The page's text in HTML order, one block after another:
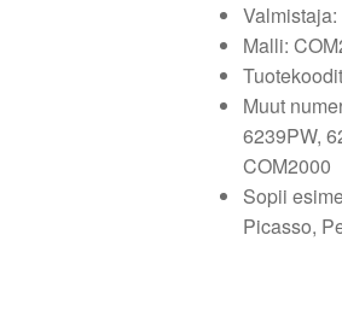
Malli:
Muut
6239PW,
COM2000
Sopii
Picasso,